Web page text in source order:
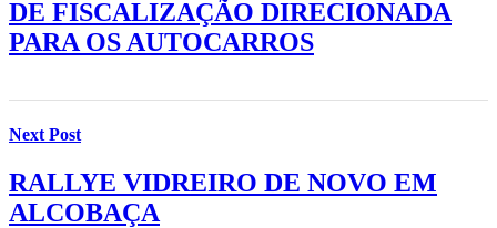
DE FISCALIZAÇÃO DIRECIONADA
PARA OS AUTOCARROS
Next Post
RALLYE VIDREIRO DE NOVO EM
ALCOBAÇA